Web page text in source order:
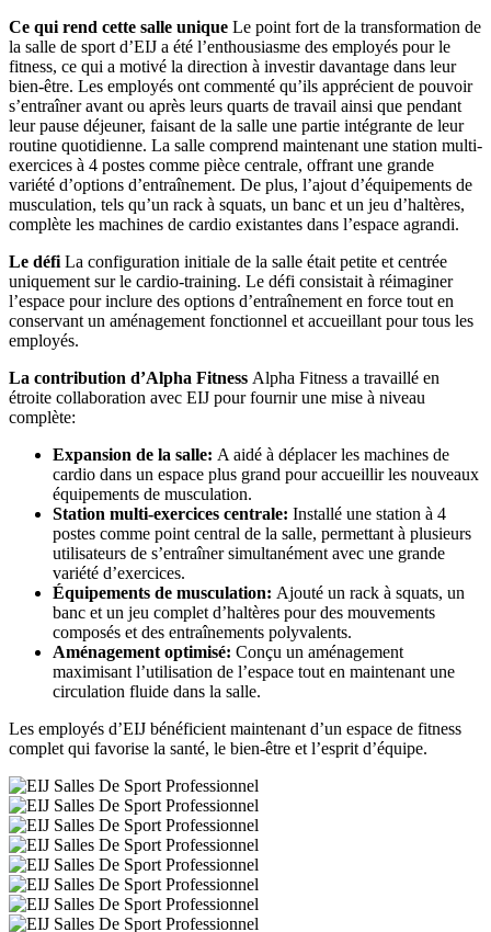
Ce qui rend cette salle unique Le point fort de la transformation de
la salle de sport d’EIJ a été l’enthousiasme des employés pour le
fitness, ce qui a motivé la direction à investir davantage dans leur
bien-être. Les employés ont commenté qu’ils apprécient de pouvoir
s’entraîner avant ou après leurs quarts de travail ainsi que pendant
leur pause déjeuner, faisant de la salle une partie intégrante de leur
routine quotidienne. La salle comprend maintenant une station multi-
exercices à 4 postes comme pièce centrale, offrant une grande
variété d’options d’entraînement. De plus, l’ajout d’équipements de
musculation, tels qu’un rack à squats, un banc et un jeu d’haltères,
complète les machines de cardio existantes dans l’espace agrandi.
Le défi La configuration initiale de la salle était petite et centrée
uniquement sur le cardio-training. Le défi consistait à réimaginer
l’espace pour inclure des options d’entraînement en force tout en
conservant un aménagement fonctionnel et accueillant pour tous les
employés.
La contribution d’Alpha Fitness Alpha Fitness a travaillé en
étroite collaboration avec EIJ pour fournir une mise à niveau
complète:
Expansion de la salle: A aidé à déplacer les machines de
cardio dans un espace plus grand pour accueillir les nouveaux
équipements de musculation.
Station multi-exercices centrale: Installé une station à 4
postes comme point central de la salle, permettant à plusieurs
utilisateurs de s’entraîner simultanément avec une grande
variété d’exercices.
Équipements de musculation: Ajouté un rack à squats, un
banc et un jeu complet d’haltères pour des mouvements
composés et des entraînements polyvalents.
Aménagement optimisé: Conçu un aménagement
maximisant l’utilisation de l’espace tout en maintenant une
circulation fluide dans la salle.
Les employés d’EIJ bénéficient maintenant d’un espace de fitness
complet qui favorise la santé, le bien-être et l’esprit d’équipe.